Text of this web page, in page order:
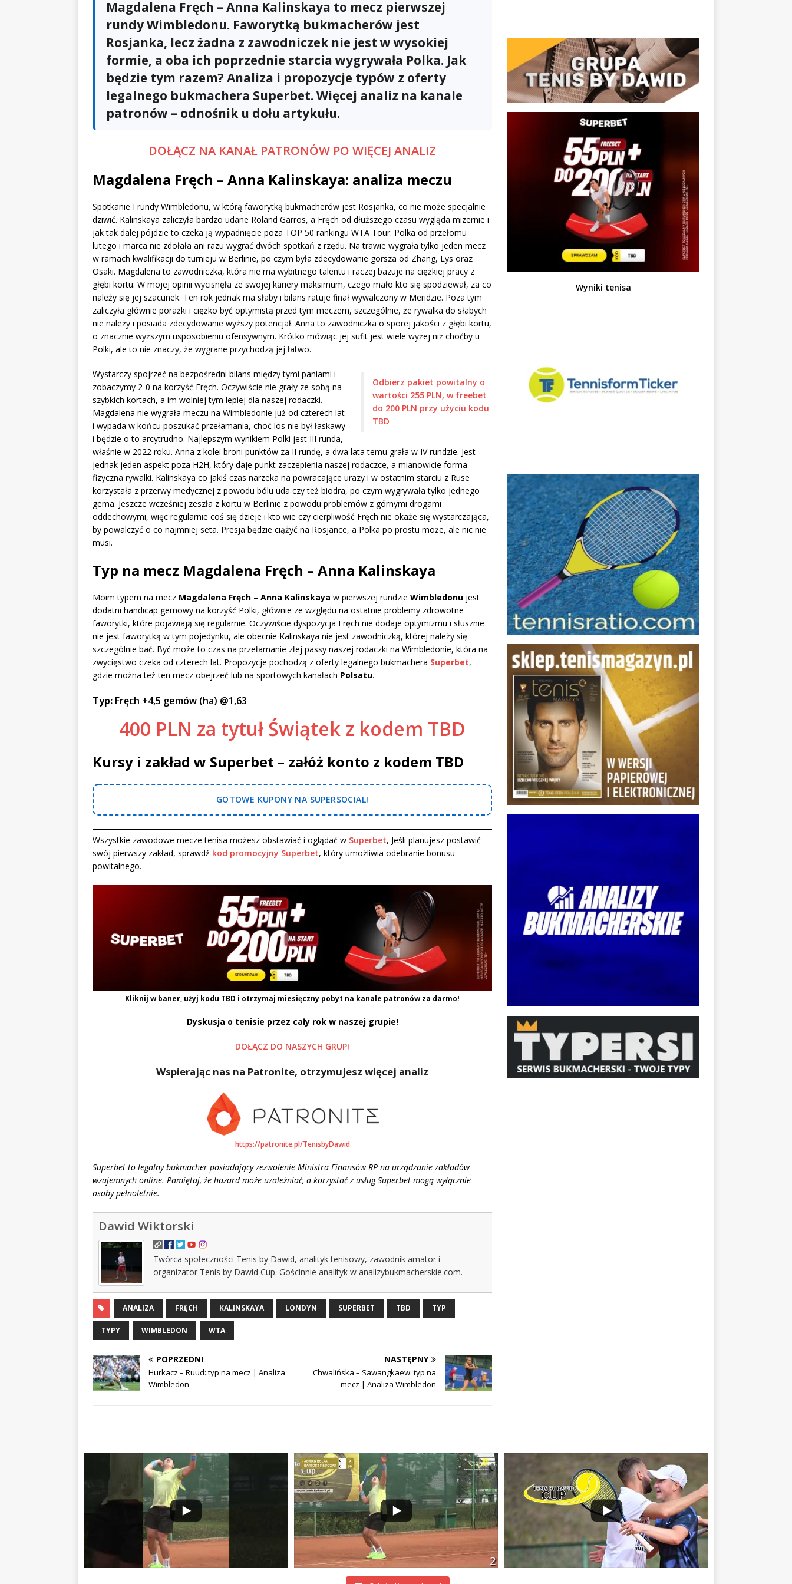
Magdalena Fręch – Anna Kalinskaya to mecz pierwszej
rundy Wimbledonu. Faworytką bukmacherów jest
Rosjanka, lecz żadna z zawodniczek nie jest w wysokiej
formie, a oba ich poprzednie starcia wygrywała Polka. Jak
będzie tym razem? Analiza i propozycje typów z oferty
legalnego bukmachera Superbet. Więcej analiz na kanale
patronów – odnośnik u dołu artykułu.
DOŁĄCZ NA KANAŁ PATRONÓW PO WIĘCEJ ANALIZ
Magdalena Fręch – Anna Kalinskaya: analiza meczu
Spotkanie I rundy Wimbledonu, w którą faworytką bukmacherów jest Rosjanka, co nie może specjalnie
dziwić. Kalinskaya zaliczyła bardzo udane Roland Garros, a Fręch od dłuższego czasu wygląda mizernie i
jak tak dalej pójdzie to czeka ją wypadnięcie poza TOP 50 rankingu WTA Tour. Polka od przełomu
lutego i marca nie zdołała ani razu wygrać dwóch spotkań z rzędu. Na trawie wygrała tylko jeden mecz
w ramach kwalifikacji do turnieju w Berlinie, po czym była zdecydowanie gorsza od Zhang, Lys oraz
Osaki. Magdalena to zawodniczka, która nie ma wybitnego talentu i raczej bazuje na ciężkiej pracy z
głębi kortu. W mojej opinii wycisnęła ze swojej kariery maksimum, czego mało kto się spodziewał, za co
należy się jej szacunek. Ten rok jednak ma słaby i bilans ratuje finał wywalczony w Meridzie. Poza tym
zaliczyła głównie porażki i ciężko być optymistą przed tym meczem, szczególnie, że rywalka do słabych
nie należy i posiada zdecydowanie wyższy potencjał. Anna to zawodniczka o sporej jakości z głębi kortu,
o znacznie wyższym usposobieniu ofensywnym. Krótko mówiąc jej sufit jest wiele wyżej niż choćby u
Polki, ale to nie znaczy, że wygrane przychodzą jej łatwo.
Odbierz pakiet powitalny o
wartości 255 PLN, w freebet
do 200 PLN przy użyciu kodu
TBD
Wystarczy spojrzeć na bezpośredni bilans między tymi paniami i
zobaczymy 2-0 na korzyść Fręch. Oczywiście nie grały ze sobą na
szybkich kortach, a im wolniej tym lepiej dla naszej rodaczki.
Magdalena nie wygrała meczu na Wimbledonie już od czterech lat
i wypada w końcu poszukać przełamania, choć los nie był łaskawy
i będzie o to arcytrudno. Najlepszym wynikiem Polki jest III runda,
właśnie w 2022 roku. Anna z kolei broni punktów za II rundę, a dwa lata temu grała w IV rundzie. Jest
jednak jeden aspekt poza H2H, który daje punkt zaczepienia naszej rodaczce, a mianowicie forma
fizyczna rywalki. Kalinskaya co jakiś czas narzeka na powracające urazy i w ostatnim starciu z Ruse
korzystała z przerwy medycznej z powodu bólu uda czy też biodra, po czym wygrywała tylko jednego
gema. Jeszcze wcześniej zeszła z kortu w Berlinie z powodu problemów z górnymi drogami
oddechowymi, więc regularnie coś się dzieje i kto wie czy cierpliwość Fręch nie okaże się wystarczająca,
by powalczyć o co najmniej seta. Presja będzie ciążyć na Rosjance, a Polka po prostu może, ale nic nie
musi.
Typ na mecz Magdalena Fręch – Anna Kalinskaya
Moim typem na mecz Magdalena Fręch – Anna Kalinskaya w pierwszej rundzie Wimbledonu jest
dodatni handicap gemowy na korzyść Polki, głównie ze względu na ostatnie problemy zdrowotne
faworytki, które pojawiają się regularnie. Oczywiście dyspozycja Fręch nie dodaje optymizmu i słusznie
nie jest faworytką w tym pojedynku, ale obecnie Kalinskaya nie jest zawodniczką, której należy się
szczególnie bać. Być może to czas na przełamanie złej passy naszej rodaczki na Wimbledonie, która na
zwycięstwo czeka od czterech lat. Propozycje pochodzą z oferty legalnego bukmachera Superbet,
gdzie można też ten mecz obejrzeć lub na sportowych kanałach Polsatu.
Typ: Fręch +4,5 gemów (ha) @1,63
400 PLN za tytuł Świątek z kodem TBD
Kursy i zakład w Superbet – załóż konto z kodem TBD
GOTOWE KUPONY NA SUPERSOCIAL!
Wszystkie zawodowe mecze tenisa możesz obstawiać i oglądać w Superbet, Jeśli planujesz postawić
swój pierwszy zakład, sprawdź kod promocyjny Superbet, który umożliwia odebranie bonusu
powitalnego.
Kliknij w baner, użyj kodu TBD i otrzymaj miesięczny pobyt na kanale patronów za darmo!
Dyskusja o tenisie przez cały rok w naszej grupie!
DOŁĄCZ DO NASZYCH GRUP!
Wspierając nas na Patronite, otrzymujesz więcej analiz
https://patronite.pl/TenisbyDawid
Superbet to legalny bukmacher posiadający zezwolenie Ministra Finansów RP na urządzanie zakładów
wzajemnych online. Pamiętaj, że hazard może uzależniać, a korzystać z usług Superbet mogą wyłącznie
osoby pełnoletnie.
Dawid Wiktorski
Twórca społeczności Tenis by Dawid, analityk tenisowy, zawodnik amator i
organizator Tenis by Dawid Cup. Gościnnie analityk w analizybukmacherskie.com.
ANALIZA FRĘCH KALINSKAYA LONDYN SUPERBET TBD TYP
TYPY WIMBLEDON WTA
POPRZEDNI
Hurkacz – Ruud: typ na mecz | Analiza
Wimbledon
NASTĘPNY
Chwalińska – Sawangkaew: typ na
mecz | Analiza Wimbledon
Wyniki tenisa